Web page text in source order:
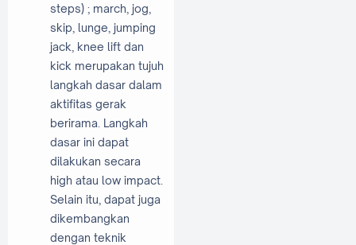
steps) ; march, jog,
skip, lunge, jumping
jack, knee lift dan
kick merupakan tujuh
langkah dasar dalam
aktifitas gerak
berirama. Langkah
dasar ini dapat
dilakukan secara
high atau low impact.
Selain itu, dapat juga
dikembangkan
dengan teknik